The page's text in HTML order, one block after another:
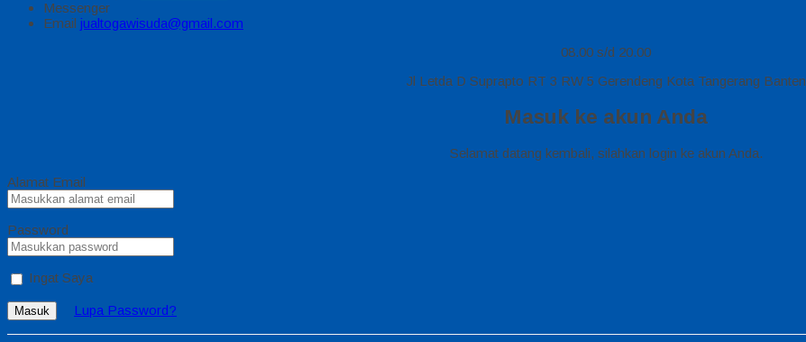
Messenger
Email jualtogawisuda@gmail.com
08.00 s/d 20.00
Jl Letda D Suprapto RT 3 RW 5 Gerendeng Kota Tangerang Banten
Masuk ke akun Anda
Selamat datang kembali, silahkan login ke akun Anda.
Alamat Email
Password
Ingat Saya
Masuk Lupa Password?